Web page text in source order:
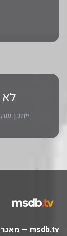
לא
ייתכן
msdb.tv — מאגר הסדרות והסרטים המוביל בעברית.